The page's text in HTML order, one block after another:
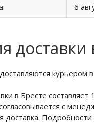
6
доставки
курьером
в Бресте составляет
с
доставка.